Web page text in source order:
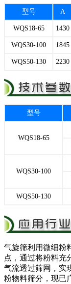
型号 A
WQS18-65 1430
WQS30-100 1845
WQS50-130 2230
型号
WQS18-65
WQS30-100
WQS50-130
气旋筛利用微细粉
点，通过将粉料充
气流透过筛网，实
粉物料筛分，现已